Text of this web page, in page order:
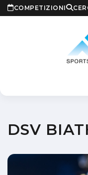
COMPETIZIONI
DSV